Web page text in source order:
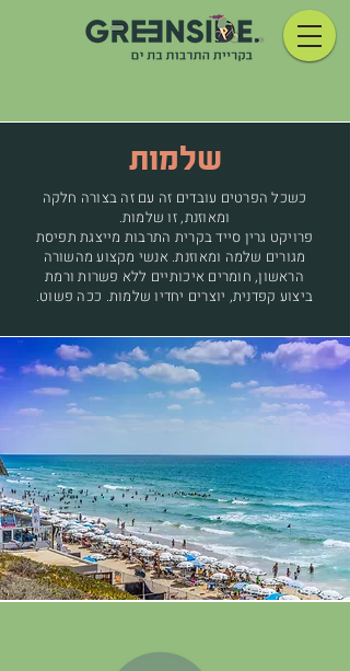
שלמות
כשכל הפרטים עובדים זה עם זה בצורה חלקה
ומאוזנת, זו שלמות.
פרויקט גרין סייד בקרית התרבות מייצגת תפיסת
מגורים שלמה ומאוזנת. אנשי מקצוע מהשורה
הראשון, חומרים איכותיים ללא פשרות ורמת
ביצוע קפדנית, יוצרים יחדיו שלמות. ככה פשוט.